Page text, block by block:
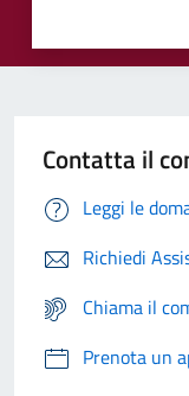
Contatta il
Leggi le
Richiedi
Chiama il
Prenota un